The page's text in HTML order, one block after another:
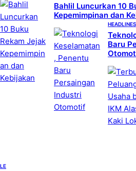
Bahlil Luncurkan 10
Kepemimpinan dan
HEADLINES
Baru
LE